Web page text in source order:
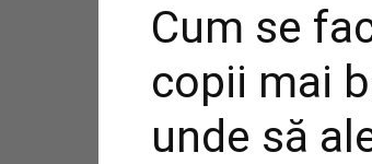
Cum se
copii mai
unde să